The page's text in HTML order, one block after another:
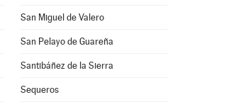
San Miguel de Valero
San Pelayo de Guareña
Santibáñez de la Sierra
Sequeros